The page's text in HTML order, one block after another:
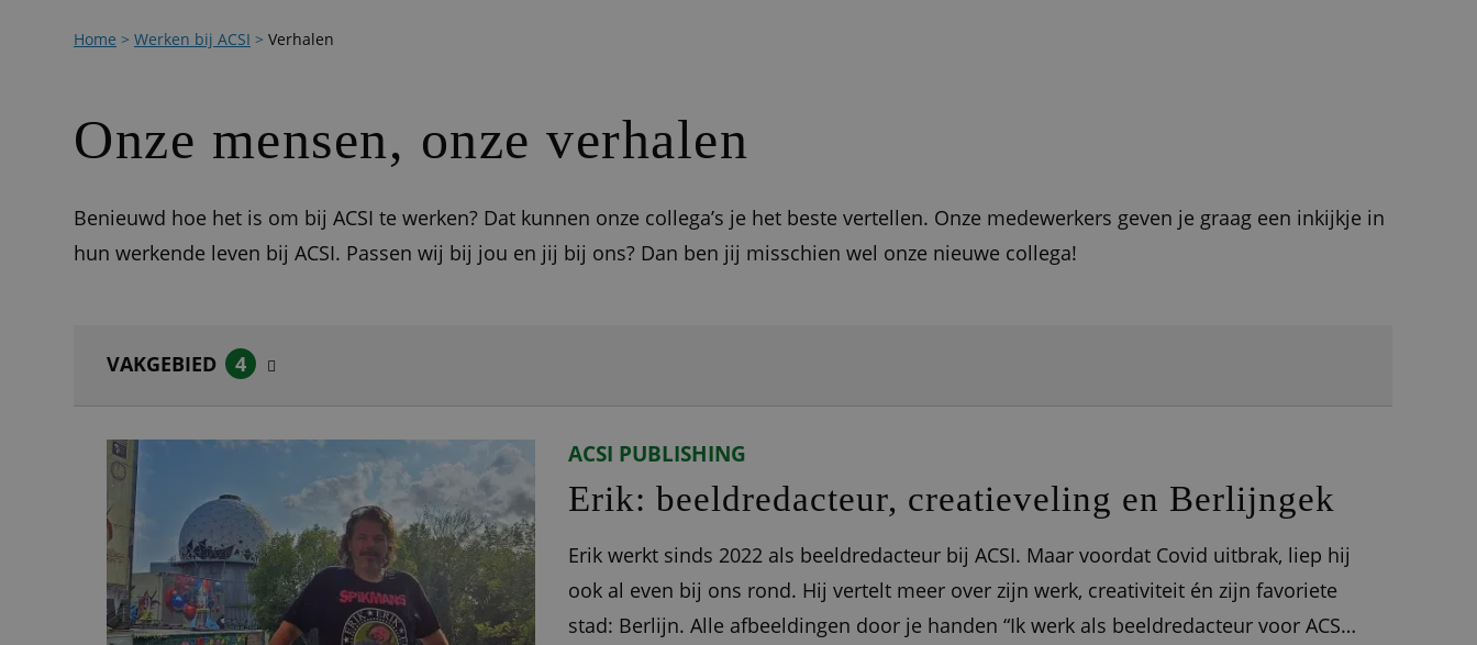
Home > Werken bij ACSI > Verhalen
Onze mensen, onze verhalen
Benieuwd hoe het is om bij ACSI te werken? Dat kunnen onze collega’s je het beste vertellen. Onze medewerkers geven je graag een inkijkje in
hun werkende leven bij ACSI. Passen wij bij jou en jij bij ons? Dan ben jij misschien wel onze nieuwe collega!
VAKGEBIED 4
ACSI PUBLISHING
Erik: beeldredacteur, creatieveling en Berlijngek
Erik werkt sinds 2022 als beeldredacteur bij ACSI. Maar voordat Covid uitbrak, liep hij
ook al even bij ons rond. Hij vertelt meer over zijn werk, creativiteit én zijn favoriete
stad: Berlijn. Alle afbeeldingen door je handen “Ik werk als beeldredacteur voor ACSI.